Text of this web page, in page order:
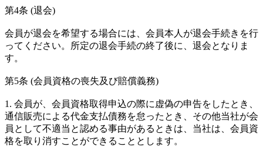
第4条 (退会)
会員が退会を希望する場合には、会員本人が退会手続きを行
ってください。所定の退会手続の終了後に、退会となりま
す。
第5条 (会員資格の喪失及び賠償義務)
1. 会員が、会員資格取得申込の際に虚偽の申告をしたとき、
通信販売による代金支払債務を怠ったとき、その他当社が会
員として不適当と認める事由があるときは、当社は、会員資
格を取り消すことができることとします。